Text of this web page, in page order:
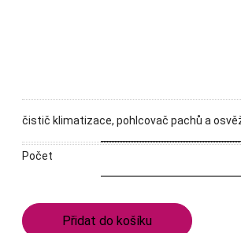
čistič klimatizace, pohlcovač pachů a
Počet
Přidat do košíku